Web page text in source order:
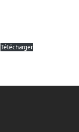
Télécharger